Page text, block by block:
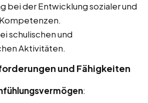
bei der Entwicklung sozialer und
schulischen und
Aktivitäten.
und Fähigkeiten
: